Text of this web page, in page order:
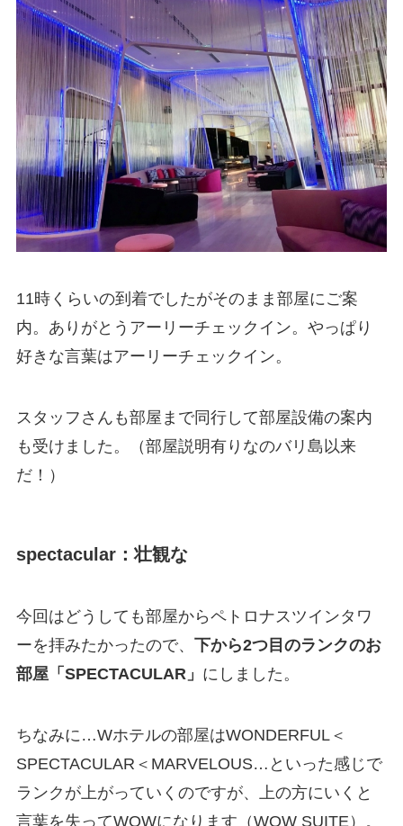
11時くらいの到着でしたがそのまま部屋にご案
内。ありがとうアーリーチェックイン。やっぱり
好きな言葉はアーリーチェックイン。
スタッフさんも部屋まで同行して部屋設備の案内
も受けました。（部屋説明有りなのバリ島以来
だ！）
spectacular：壮観な
今回はどうしても部屋からペトロナスツインタワ
ーを拝みたかったので、 下から2つ目のランクのお
部屋「SPECTACULAR」 にしました。
ちなみに…Wホテルの部屋はWONDERFUL＜
SPECTACULAR＜MARVELOUS…といった感じで
ランクが上がっていくのですが、上の方にいくと
言葉を失ってWOWになります（WOW SUITE）。